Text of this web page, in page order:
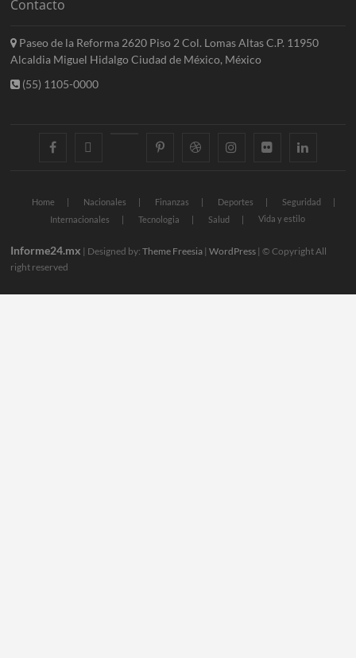
Contacto
Paseo de la Reforma 2620 Piso 2 Col. Lomas Altas C.P. 11950
Alcaldia Miguel Hidalgo Ciudad de México, México
(55) 1105-0000
facebook googlepluspinterestdribbble instagramflickr linkedin
Home Nacionales Finanzas Deportes
Seguridad
Internacionales
Tecnologia Salud Vida y estilo
Informe24.mx | Designed by:Theme Freesia |WordPress | © Copyright All
right reserved